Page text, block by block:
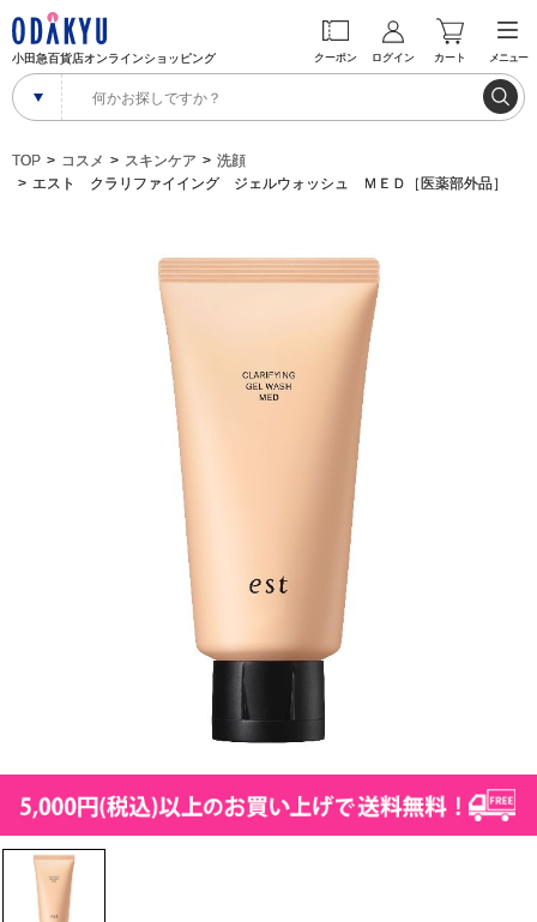
小田急百貨店オンラインショッピング クーポン ログイン カート メニュー
TOP コスメ スキンケア
洗顔
エスト クラリファイイング ジェルウォッシュ ＭＥＤ［医薬部外品］